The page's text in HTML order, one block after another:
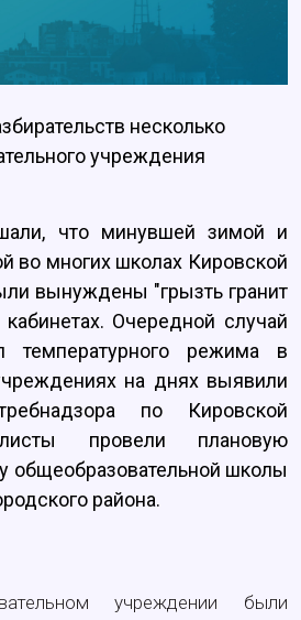
несколько
учреждения
что минувшей зимой и
во многих школах Кировской
вынуждены "грызть гранит
Очередной случай
температурного режима в
на днях выявили
по Кировской
провели плановую
общеобразовательной школы
района.
учреждении были